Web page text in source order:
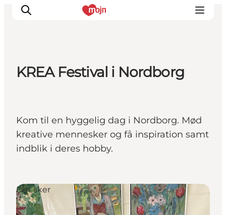
Det sker
Overnatning
Planlæg din ferie
KREA Festival i Nordborg
Kom til en hyggelig dag i Nordborg. Mød
kreative mennesker og få inspiration samt
indblik i deres hobby.
Det sker